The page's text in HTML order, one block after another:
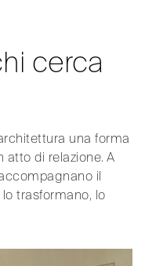
cerca
una forma
di relazione. A
il
trasformano, lo